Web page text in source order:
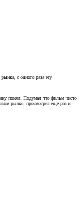
с одного раза эту
понял. Подумал что фильм чисто
рынке, просмотрел еще раз и